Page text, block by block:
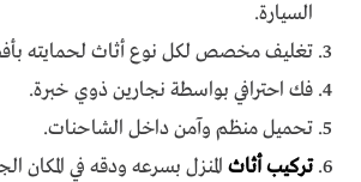
السيارة.
تغليف مخصص لكل نوع أثاث لحمايته
فك احترافي بواسطة نجارين ذوي خبرة.
تحميل منظم وآمن داخل الشاحنات.
تركيب أثاث المنزل بسرعه ودقه في المكان